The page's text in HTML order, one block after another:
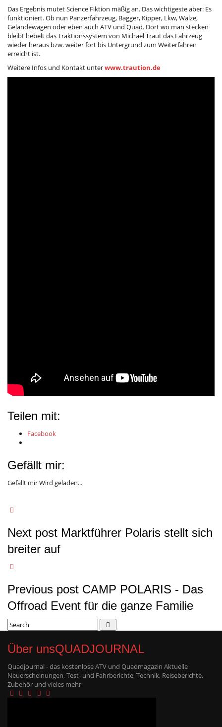
Das Ergebnis mutet Science Fiktion mäßig an. Das wichtigeste aber: Es
funktioniert. Ob nun Panzerfahrzeug, Bagger, Kipper, Lkw, Walze,
Geländewagen oder eben auch ATV und Quad. Dort wo man stecken
bleibt hebelt das Traktionssystem von Michael Traut das Fahrzeug
wieder heraus bzw. weiter fort bis Untergrund zum Weiterfahren
erreicht ist.
Weitere Infos und Kontakt unterwww.traution.de
Teilen mit:
Facebook
Gefällt mir:
Gefällt mirWird geladen...
Next post Marktführer Polaris stellt sich
breiter auf
Previous post CAMP POLARIS - Das
Offroad Event für die ganze Familie
Über unsQUADJOURNAL
Quadjournal - das kostenlose ATV und Quadmagazin Aktuelle
Neuerscheinungen, Test- und Fahrberichte, Technik, Reiseberichte,
Zubehör und vieles mehr